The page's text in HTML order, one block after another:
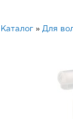
Каталог» Для